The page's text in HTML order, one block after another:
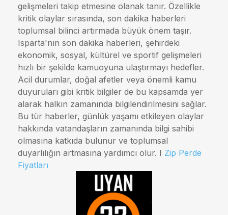
gelişmeleri takip etmesine olanak tanır. Özellikle
kritik olaylar sırasında, son dakika haberleri
toplumsal bilinci artırmada büyük önem taşır.
Isparta'nın son dakika haberleri, şehirdeki
ekonomik, sosyal, kültürel ve sportif gelişmeleri
hızlı bir şekilde kamuoyuna ulaştırmayı hedefler.
Acil durumlar, doğal afetler veya önemli kamu
duyuruları gibi kritik bilgiler de bu kapsamda yer
alarak halkın zamanında bilgilendirilmesini sağlar.
Bu tür haberler, günlük yaşamı etkileyen olaylar
hakkında vatandaşların zamanında bilgi sahibi
olmasına katkıda bulunur ve toplumsal
duyarlılığın artmasına yardımcı olur. I Zip Perde
Fiyatları